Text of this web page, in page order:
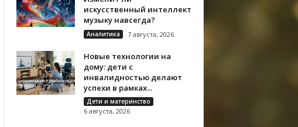
искусственный интеллект
музыку навсегда?
Аналитика 7 августа, 2026
Новые технологии на
дому: дети с
инвалидностью делают
успехи в рамках...
Дети и материнство
6 августа, 2026